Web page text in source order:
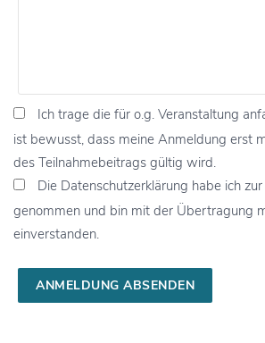
Ich trage die für o.g. Veranstaltung
ist bewusst, dass meine Anmeldung erst
des Teilnahmebeitrags gültig wird.
Die Datenschutzerklärung habe ich
genommen und bin mit der Übertragung
einverstanden.